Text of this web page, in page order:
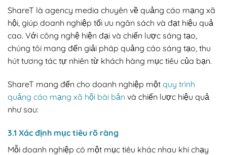
ShareT là agency media chuyên về quảng cáo mạng xã
hội, giúp doanh nghiệp tối ưu ngân sách và đạt hiệu quả
cao. Với công nghệ hiện đại và chiến lược sáng tạo,
chúng tôi mang đến giải pháp quảng cáo sáng tạo, thu
hút tương tác tự nhiên từ khách hàng mục tiêu của bạn.
ShareT mang đến cho doanh nghiệp một quy trình
quảng cáo mạng xã hội bài bản và chiến lược hiệu quả
như sau:
3.1 Xác định mục tiêu rõ ràng
Mỗi doanh nghiệp có một mục tiêu khác nhau khi chạy